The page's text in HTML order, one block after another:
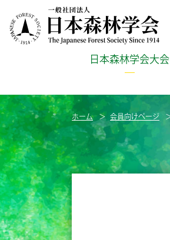
日本森林学会大会
ホーム 会員向けページ